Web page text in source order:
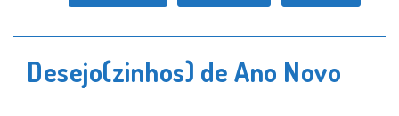
Desejo(zinhos) de Ano Novo